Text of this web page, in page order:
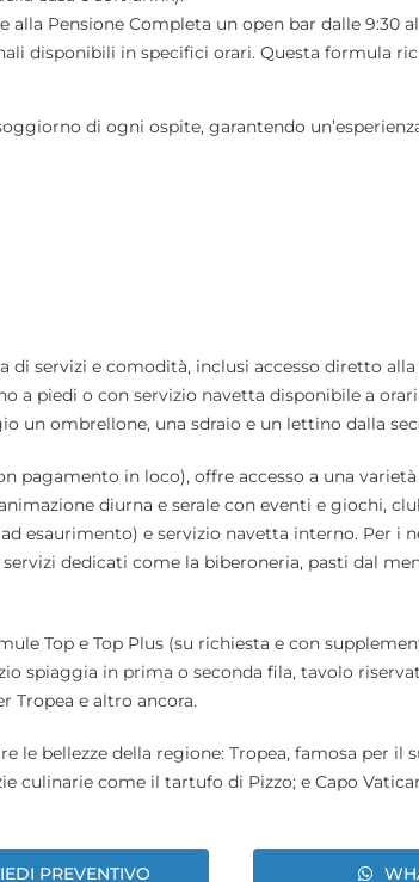
alla Pensione Completa un open bar dalle 9:30
disponibili in specifici orari. Questa formula
di ogni ospite, garantendo
di servizi e comodità, inclusi accesso diretto
a piedi o con servizio navetta disponibile a
un ombrellone, una sdraio e un lettino dalla
pagamento in loco), offre accesso a una
diurna e serale con eventi e giochi,
esaurimento) e servizio navetta interno. Per i
dedicati come la biberoneria, pasti dal
Top e Top Plus (su richiesta e con
spiaggia in prima o seconda fila, tavolo
Tropea e altro ancora.
le bellezze della regione: Tropea, famosa per il
culinarie come il tartufo di Pizzo; e Capo
PREVENTIVO